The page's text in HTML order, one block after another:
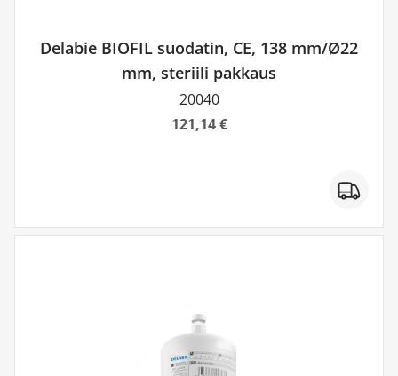
Delabie BIOFIL suodatin, CE, 138 mm/Ø22
mm, steriili pakkaus
20040
121,14 €